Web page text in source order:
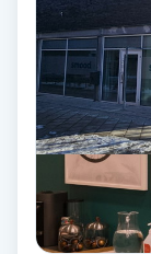
Color correction
Cryoterapi
Damklippning
Dermapen